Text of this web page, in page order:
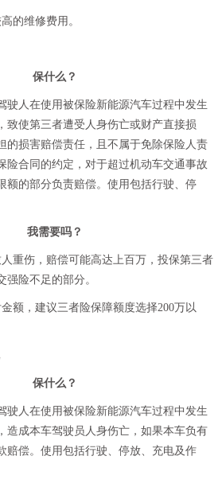
的维修费用。
保什么？
驶人在使用被保险新能源汽车过程中发生
致使第三者遭受人身伤亡或财产直接损
的损害赔偿责任，且不属于免除保险人责
险合同的约定，对于超过机动车交通事故
额的部分负责赔偿。使用包括行驶、停
我需要吗？
重伤，赔偿可能高达上百万，投保第三者
险不足的部分。
额，建议三者险保障额度选择200万以
保什么？
驶人在使用被保险新能源汽车过程中发生
造成本车驾驶员人身伤亡，如果本车负有
赔偿。使用包括行驶、停放、充电及作